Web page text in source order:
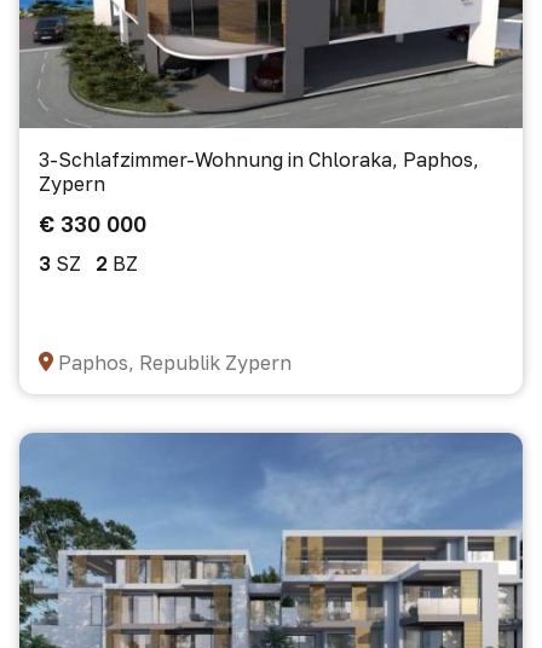
3-Schlafzimmer-Wohnung in Chloraka, Paphos,
Zypern
€ 330 000
3 SZ 2 BZ
Paphos, Republik Zypern